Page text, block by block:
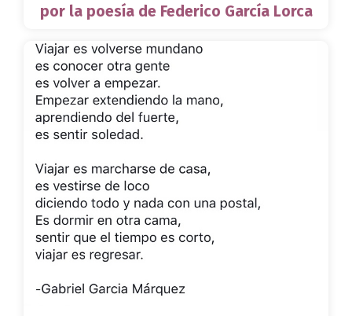
por la poesía de Federico García Lorca